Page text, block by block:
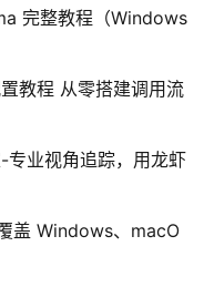
完整教程（Windows
教程 从零搭建调用流
业视角追踪，用龙虾
盖 Windows、macO